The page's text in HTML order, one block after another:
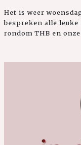
Het is weer
bespreken alle
rondom THB en